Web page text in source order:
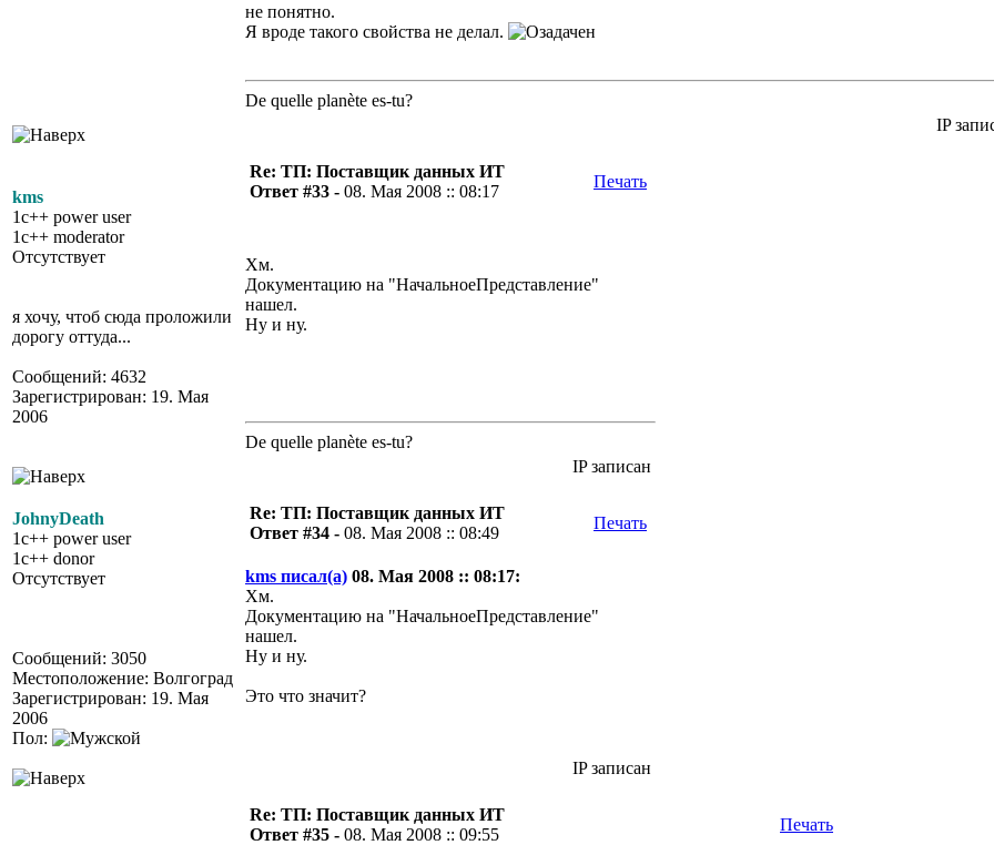
не понятно.
Я вроде такого свойства не делал.
De quelle planète es-tu?
IP
kms
1c++ power user
1c++ moderator
Отсутствует
я хочу, чтоб сюда проложили
дорогу оттуда...
Сообщений: 4632
Зарегистрирован: 19. Мая
2006
Re: ТП: Поставщик данных ИТ
Ответ #33 - 08. Мая 2008 :: 08:17
Печать
Хм.
Документацию на "НачальноеПредставление"
нашел.
Ну и ну.
De quelle planète es-tu?
IP записан
JohnyDeath
1c++ power user
1c++ donor
Отсутствует
Сообщений: 3050
Местоположение: Волгоград
Зарегистрирован: 19. Мая
2006
Пол:
Re: ТП: Поставщик данных ИТ
Ответ #34 - 08. Мая 2008 :: 08:49
Печать
kms писал(а) 08. Мая 2008 :: 08:17:
Хм.
Документацию на "НачальноеПредставление"
нашел.
Ну и ну.
Это что значит?
IP записан
Re: ТП: Поставщик данных ИТ
Ответ #35 - 08. Мая 2008 :: 09:55
Печать